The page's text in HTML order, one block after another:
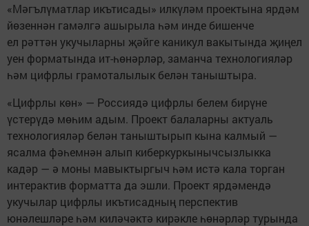
«Мәгълүматлар икътисады» илкүләм проектына ярдәм
йөзеннән гамәлгә ашырыла һәм инде бишенче
ел рәттән укучыларны җәйге каникул вакытында җиңел
уен форматында ит-һөнәрләр, заманча технологияләр
һәм цифрлы грамоталылык белән таныштыра.
«Цифрлы көн» — Россиядә цифрлы белем бирүне
үстерүдә мөһим адым. Проект балаларны актуаль
технологияләр белән таныштырып кына калмый —
ясалма фәһемнән алып киберкуркынычсызлыкка
кадәр — ә моны мавыктыргыч һәм истә кала торган
интерактив форматта да эшли. Проект ярдәмендә
укучылар цифрлы икътисадның перспектив
юнәлешләре һәм киләчәктә кирәкле һөнәрләр турында